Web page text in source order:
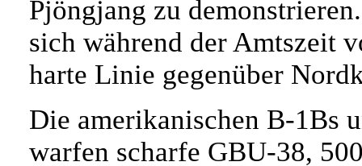
Pjöngjang zu
sich während der Amtszeit
harte Linie gegenüber
Die amerikanischen B-1Bs
warfen scharfe GBU-38,